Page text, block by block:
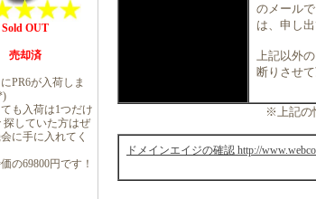
Sold OUT
売却済
PR6が入荷しま
も入荷は1つだけ
探していた方はぜ
に手に入れてく
の69800円です！
のメール
は、申し出
上記以外
断りさせ
※上記の
ドメインエイジの確認 http://